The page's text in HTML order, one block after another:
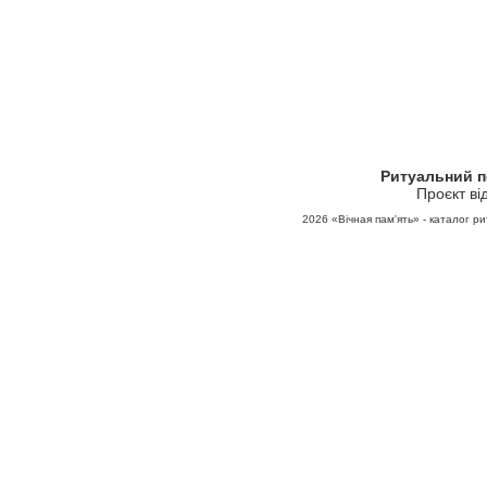
Ритуальний
Проєкт
2026 «Вічная пам'ять» - каталог